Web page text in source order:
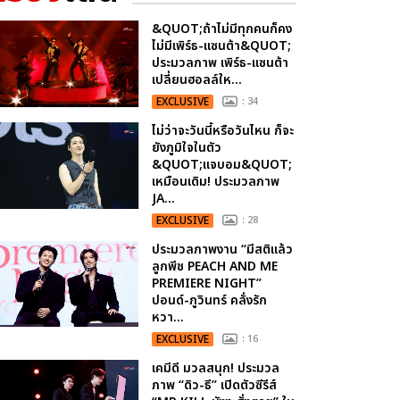
&QUOT;ถ้าไม่มีทุกคนก็คง
ไม่มีเพิร์ธ-แซนต้า&QUOT;
ประมวลภาพ เพิร์ธ-แซนต้า
เปลี่ยนฮอลล์ให...
EXCLUSIVE : 34
ไม่ว่าจะวันนี้หรือวันไหน ก็จะ
ยังภูมิใจในตัว
&QUOT;แจบอม&QUOT;
เหมือนเดิม! ประมวลภาพ
JA...
EXCLUSIVE : 28
ประมวลภาพงาน “มีสติแล้ว
ลูกพีช PEACH AND ME
PREMIERE NIGHT”
ปอนด์-ภูวินทร์ คลั่งรัก
หวา...
EXCLUSIVE : 16
เคมีดี มวลสนุก! ประมวล
ภาพ “ดิว-ธี” เปิดตัวซีรีส์